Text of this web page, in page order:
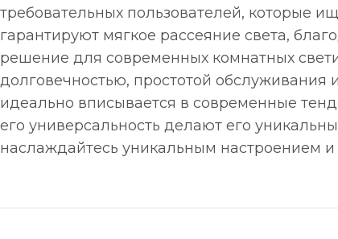
требовательных пользователей, которые
гарантируют мягкое рассеяние света,
решение для современных комнатных
долговечностью, простотой
идеально вписывается в современные
его универсальность делают его
наслаждайтесь уникальным